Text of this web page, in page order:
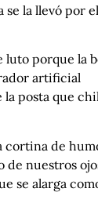
se la llevó por
luto porque la
artificial
la posta que
cortina de
de nuestros
se alarga